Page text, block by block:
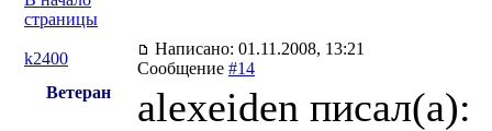
страницы
k2400
Написано: 01.11.2008, 13:21
Сообщение #14
Ветеран
alexeiden писал(a):